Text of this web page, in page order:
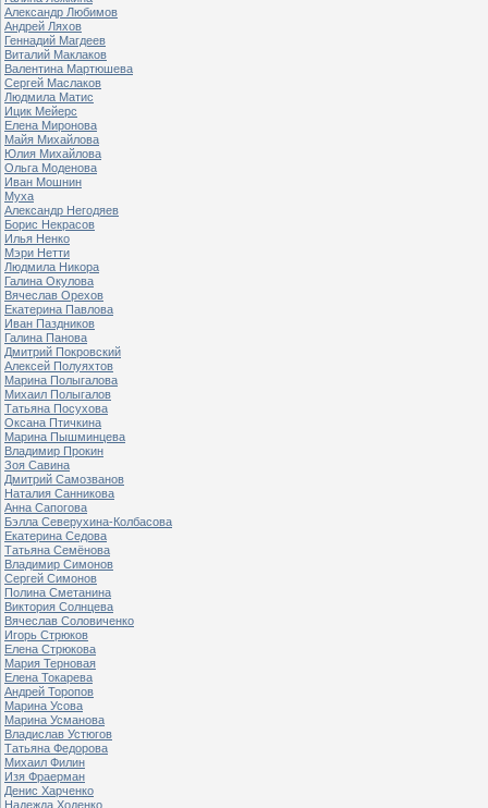
Александр Любимов
Андрей Ляхов
Геннадий Магдеев
Виталий Маклаков
Валентина Мартюшева
Сергей Маслаков
Людмила Матис
Ицик Мейерс
Елена Миронова
Майя Михайлова
Юлия Михайлова
Ольга Моденова
Иван Мошнин
Муха
Александр Негодяев
Борис Некрасов
Илья Ненко
Мэри Нетти
Людмила Никора
Галина Окулова
Вячеслав Орехов
Екатерина Павлова
Иван Паздников
Галина Панова
Дмитрий Покровский
Алексей Полуяхтов
Марина Полыгалова
Михаил Полыгалов
Татьяна Посухова
Оксана Птичкина
Марина Пышминцева
Владимир Прокин
Зоя Савина
Дмитрий Самозванов
Наталия Санникова
Анна Сапогова
Бэлла Северухина-Колбасова
Екатерина Седова
Татьяна Семёнова
Владимир Симонов
Сергей Симонов
Полина Сметанина
Виктория Солнцева
Вячеслав Соловиченко
Игорь Стрюков
Елена Стрюкова
Мария Терновая
Елена Токарева
Андрей Торопов
Марина Усова
Марина Усманова
Владислав Устюгов
Татьяна Федорова
Михаил Филин
Изя Фраерман
Денис Харченко
Надежда Ходенко